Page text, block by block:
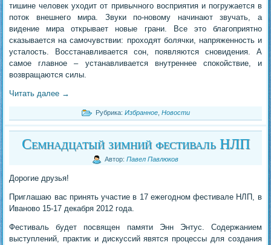
тишине человек уходит от привычного восприятия и погружается в
поток внешнего мира. Звуки по-новому начинают звучать, а
видение мира открывает новые грани. Все это благоприятно
сказывается на самочувствии: проходят болячки, напряженность и
усталость. Восстанавливается сон, появляются сновидения. А
самое главное – устанавливается внутреннее спокойствие, и
возвращаются силы.
Читать далее →
Рубрика: Избранное Новости
Семнадцатый зимний фестиваль НЛП
Автор: Павел Павлюков
Дорогие друзья!
Приглашаю вас принять участие в 17 ежегодном фестивале НЛП, в
Иваново 15-17 декабря 2012 года.
Фестиваль будет посвящен памяти Энн Энтус. Содержанием
выступлений, практик и дискуссий явятся процессы для создания